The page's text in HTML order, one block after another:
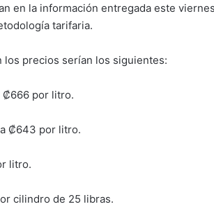
en la información entregada este
tarifaria.
los precios serían los siguientes:
₡666 por litro.
₡643 por litro.
litro.
cilindro de 25 libras.